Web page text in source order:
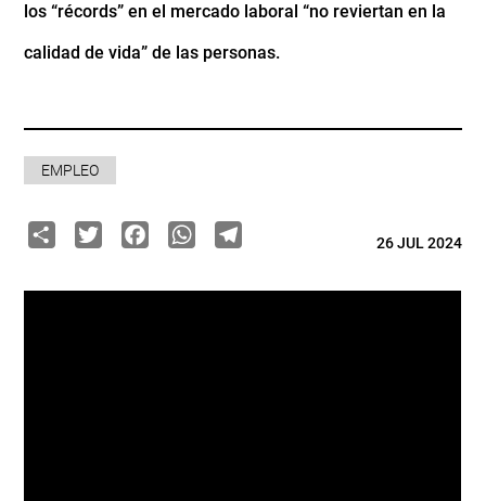
los “récords” en el mercado laboral “no reviertan en la
calidad de vida” de las personas.
EMPLEO
ShareTwitterFacebook
WhatsApp
Telegram26 JUL 2024